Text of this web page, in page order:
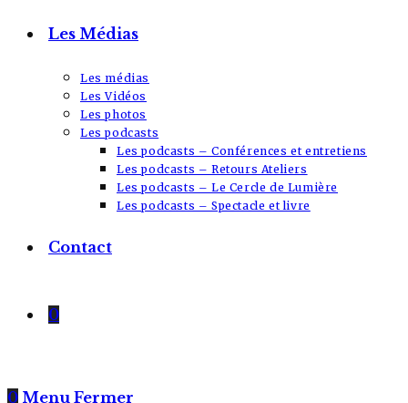
Les Médias
Les médias
Les Vidéos
Les photos
Les podcasts
Les podcasts – Conférences et entretiens
Les podcasts – Retours Ateliers
Les podcasts – Le Cercle de Lumière
Les podcasts – Spectacle et livre
Contact
0
0 Menu Fermer